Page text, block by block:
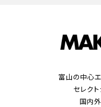
富山の中心
セレク
国内